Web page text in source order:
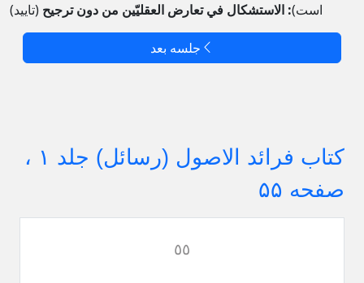
است): الاستشكال في تعارض العقليّين من دون ترجیح (تایید)
جلسه بعد
کتاب فرائد الاصول (رسائل) جلد ۱ ،
صفحه ۵۵
٥٥